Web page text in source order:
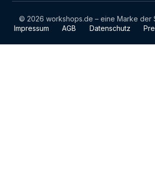
© 2026 workshops.de – eine Marke der
Impressum
AGB Datenschutz